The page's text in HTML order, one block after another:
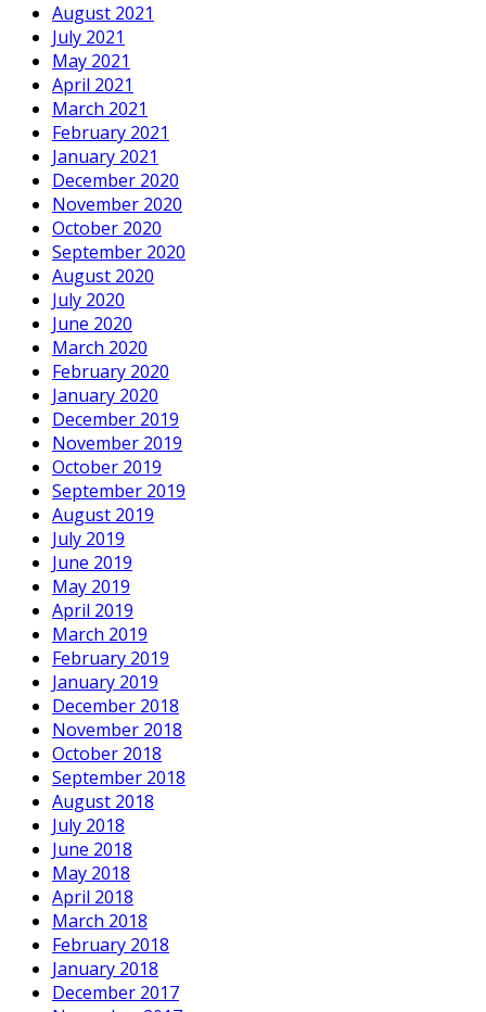
August 2021
July 2021
May 2021
April 2021
March 2021
February 2021
January 2021
December 2020
November 2020
October 2020
September 2020
August 2020
July 2020
June 2020
March 2020
February 2020
January 2020
December 2019
November 2019
October 2019
September 2019
August 2019
July 2019
June 2019
May 2019
April 2019
March 2019
February 2019
January 2019
December 2018
November 2018
October 2018
September 2018
August 2018
July 2018
June 2018
May 2018
April 2018
March 2018
February 2018
January 2018
December 2017